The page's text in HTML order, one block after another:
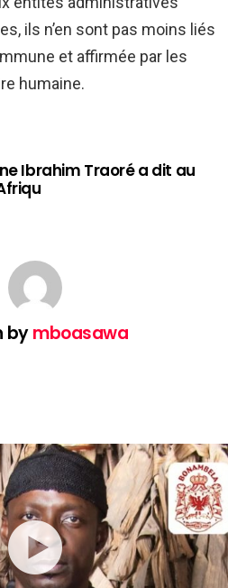
ils n’en sont pas moins liés
et affirmée par les
humaine.
Ibrahim Traoré a dit au
bymboasawa